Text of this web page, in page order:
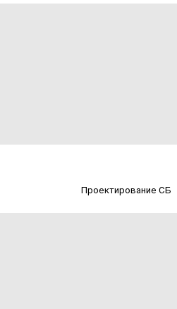
Проектирование СБ